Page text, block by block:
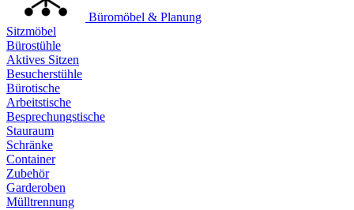
Büromöbel & Planung
Sitzmöbel
Bürostühle
Aktives Sitzen
Besucherstühle
Bürotische
Arbeitstische
Besprechungstische
Stauraum
Schränke
Container
Zubehör
Garderoben
Mülltrennung